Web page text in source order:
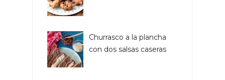
Churrasco a la plancha
con dos salsas caseras